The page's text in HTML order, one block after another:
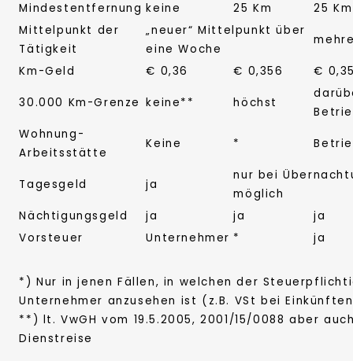
Mindestentfernung keine 25 Km
25 Km
Mittelpunkt der
Tätigkeit
„neuer“ Mittelpunkt über
eine Woche
Km-Geld € 0,36 € 0,356 €
30.000 Km-Grenze keine** höchst
Wohnung-
Arbeitsstätte
Keine *
Tagesgeld ja
nur bei
möglich
Nächtigungsgeld
ja ja
ja
Vorsteuer
Unternehmer * ja
*) Nur in jenen Fällen, in welchen der
Unternehmer anzusehen ist (z.B. VSt bei
**) lt. VwGH vom 19.5.2005, 2001/15/0088 aber
Dienstreise